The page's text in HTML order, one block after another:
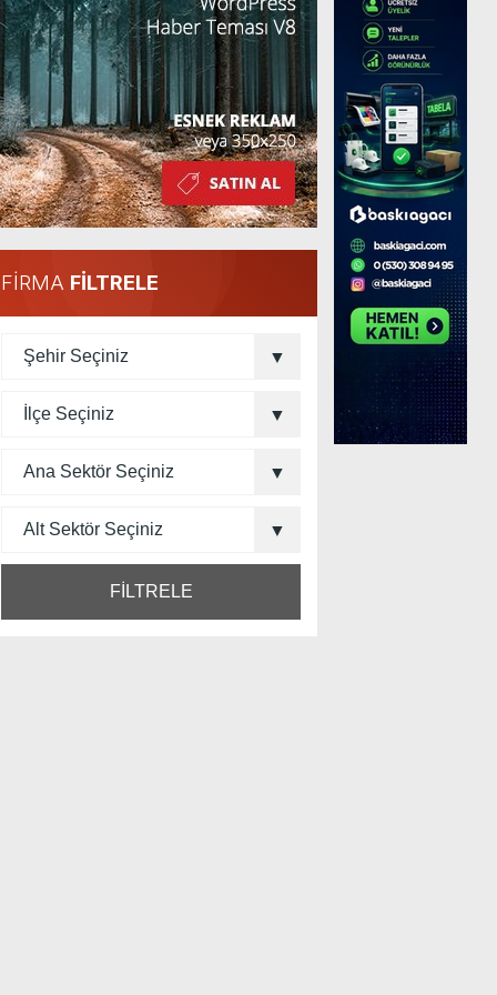
FİRMA FİLTRELE
FİLTRELE